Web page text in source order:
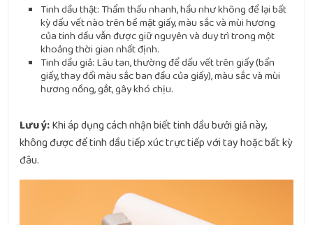
Tinh dầu thật: Thẩm thấu nhanh, hầu như không để lại bất
kỳ dấu vết nào trên bề mặt giấy, màu sắc và mùi hương
của tinh dầu vẫn được giữ nguyên và duy trì trong một
khoảng thời gian nhất định.
Tinh dầu giả: Lâu tan, thường để dấu vết trên giấy (bẩn
giấy, thay đổi màu sắc ban đầu của giấy), màu sắc và mùi
hương nồng, gắt, gây khó chịu.
Lưu ý:Khi áp dụng cách nhận biết tinh dầu bưởi giả này,
không được để tinh dầu tiếp xúc trực tiếp với tay hoặc bất kỳ
đâu.